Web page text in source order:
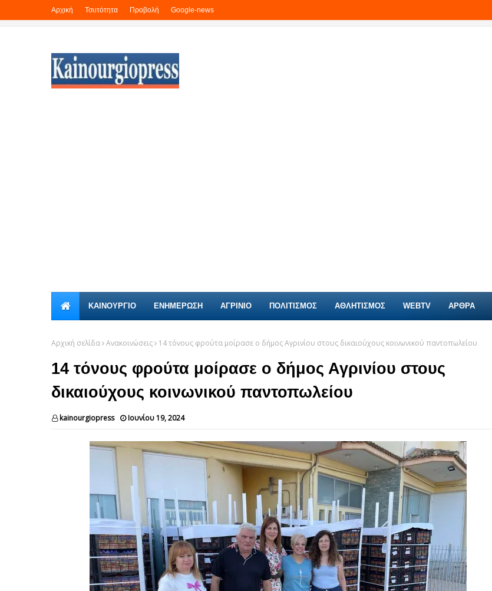
Αρχική Τσυτότητα Προβολή Google-news
ΚΑΙΝΟΎΡΓΙΟ ΕΝΗΜΕΡΩΣΗ ΑΓΡΙΝΙΟ ΠΟΛΙΤΙΣΜΟΣ ΑΘΛΗΤΙΣΜΟΣ WEBTV ΑΡΘΡΑ
Αρχική σελίδα Ανακοινώσεις 14 τόνους φρούτα μοίρασε ο δήμος Αγρινίου στους δικαιούχους κοινωνικού παντοπωλείου
14 τόνους φρούτα μοίρασε ο δήμος Αγρινίου στους
δικαιούχους κοινωνικού παντοπωλείου
kainourgiopress Ιουνίου 19, 2024